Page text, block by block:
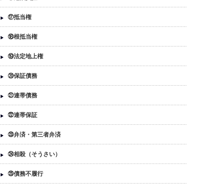
⑰抵当権
⑱根抵当権
⑲法定地上権
⑳保証債務
㉑連帯債務
㉒連帯保証
㉓弁済・第三者弁済
㉔相殺（そうさい）
㉕債務不履行